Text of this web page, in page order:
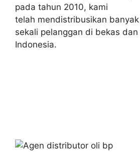
pada tahun 2010, kami
telah mendistribusikan banyak
sekali pelanggan di bekas
Indonesia.